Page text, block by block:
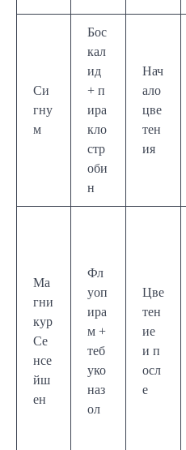
Си
гну
м
Бос
кал
ид
+ п
ира
кло
стр
оби
н
Нач
ало
цве
тен
ия
Ма
гни
кур
Се
нсе
йш
ен
Фл
уоп
ира
м +
теб
уко
наз
ол
Цве
тен
ие
и п
осл
е